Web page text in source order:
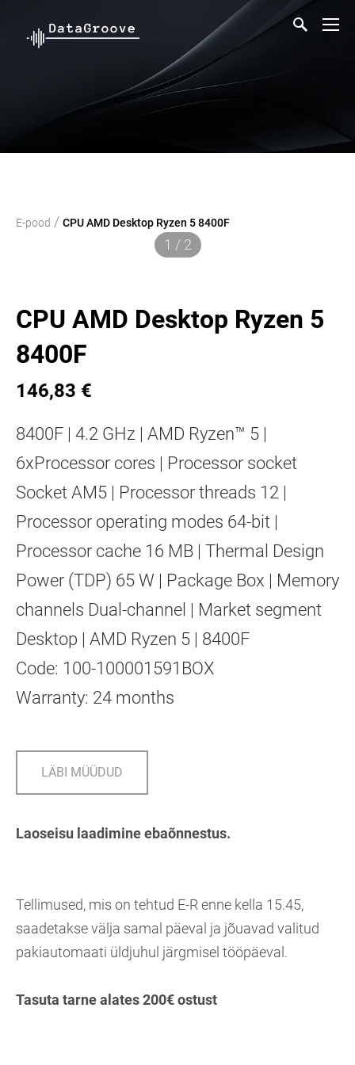
E-pood / CPU AMD Desktop Ryzen 5 8400F
1 / 2
CPU AMD Desktop Ryzen 5
8400F
146,83 €
8400F | 4.2 GHz | AMD Ryzen™ 5 |
6xProcessor cores | Processor socket
Socket AM5 | Processor threads 12 |
Processor operating modes 64-bit |
Processor cache 16 MB | Thermal Design
Power (TDP) 65 W | Package Box | Memory
channels Dual-channel | Market segment
Desktop | AMD Ryzen 5 | 8400F
Code: 100-100001591BOX
Warranty: 24 months
LÄBI MÜÜDUD
Laoseisu laadimine ebaõnnestus.
Tellimused, mis on tehtud E-R enne kella 15.45,
saadetakse välja samal päeval ja jõuavad valitud
pakiautomaati üldjuhul järgmisel tööpäeval.
Tasuta tarne alates 200€ ostust